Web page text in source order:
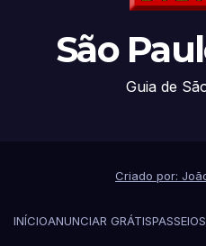
São
Guia de
Criado por:
INÍCIOANUNCIAR GRÁTISPASSEIOS